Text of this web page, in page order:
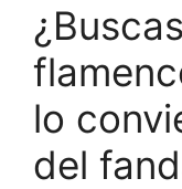
lo
del